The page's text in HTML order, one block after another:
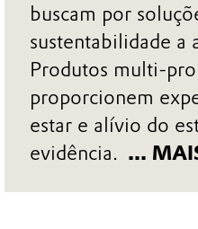
buscam por
sustentabilidade a
Produtos multi-
proporcionem
estar e alívio do
evidência. ...